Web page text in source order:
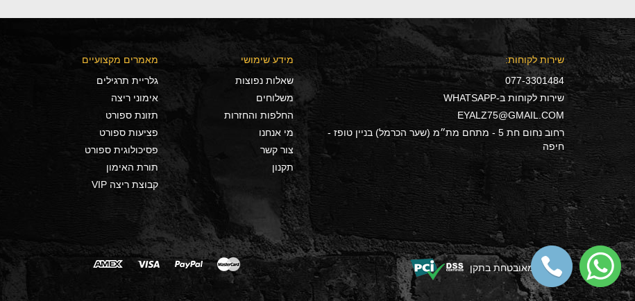
שירות לקוחות:
077-3301484
שירות לקוחות ב-WHATSAPP
EYALZ75@GMAIL.COM
רחוב נחום חת 5 - מתחם מת״מ (שער הכרמל) בניין טופז -
חיפה
מידע שימושי
שאלות נפוצות
משלוחים
החלפות והחזרות
מי אנחנו
צור קשר
תקנון
מאמרים מקצועיים
גלריית תרגילים
אימוני ריצה
תזונת ספורט
פציעות ספורט
פסיכולוגית ספורט
תורת האימון
קבוצת ריצה VIP
הקנייה מאובטחת בתקן